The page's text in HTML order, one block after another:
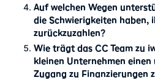
Auf welchen Wegen
die Schwierigkeiten haben,
zurückzuzahlen?
Wie trägt das CC Team zu
kleinen Unternehmen
Zugang zu Finanzierungen